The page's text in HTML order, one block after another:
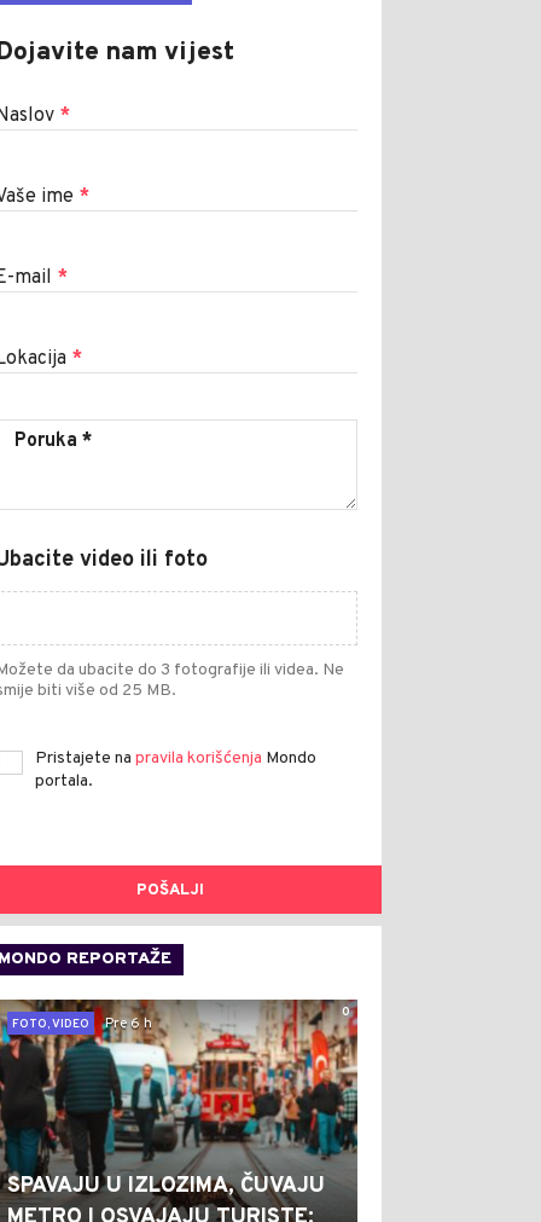
nam vijest
*
ime *
mail *
*
video ili foto
da ubacite do 3 fotografije ili videa. Ne
biti više od 25 MB.
Pristajete na pravila korišćenja Mondo
portala.
POŠALJI
MONDO REPORTAŽE
0
FOTO, VIDEO
Pre 6 h
SPAVAJU U IZLOZIMA, ČUVAJU